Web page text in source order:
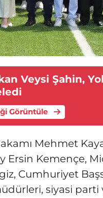
Veysi Şahin,
Görüntüle
Mehmet
Ersin Kemençe,
Cumhuriyet
siyasi parti